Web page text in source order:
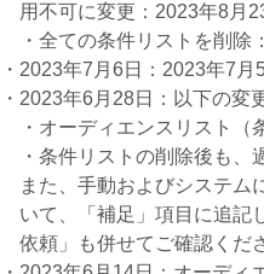
用不可に変更：2023年8月
・全ての条件リストを削除
2023年7月6日：2023年7月
2023年6月28日：以下の変
・オーディエンスリスト（
・条件リストの削除後も、
また、手動およびシステム
いて、「補足」項目に追記
依頼」も併せてご確認くだ